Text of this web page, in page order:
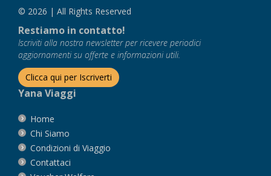
© 2026 | All Rights Reserved
Restiamo in contatto!
Iscriviti alla nostra newsletter per ricevere periodici
aggiornamenti su offerte e informazioni utili.
Clicca qui per Iscriverti
Yana Viaggi
Home
Chi Siamo
Condizioni di Viaggio
Contattaci